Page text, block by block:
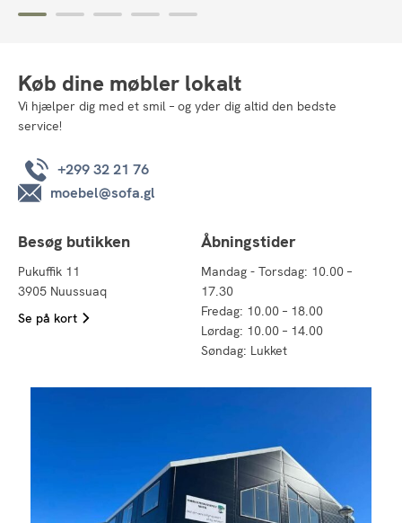
Køb dine møbler lokalt
Vi hjælper dig med et smil – og yder dig altid den bedste
service!
+299 32 21 76
moebel@sofa.gl
Besøg butikken
Pukuffik 11
3905 Nuussuaq
Se på kort
Åbningstider
Mandag - Torsdag: 10.00 –
17.30
Fredag: 10.00 – 18.00
Lørdag: 10.00 – 14.00
Søndag: Lukket